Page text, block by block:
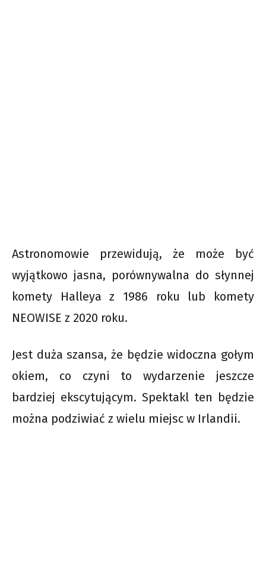
Astronomowie przewidują, że może być
wyjątkowo jasna, porównywalna do słynnej
komety Halleya z 1986 roku lub komety
NEOWISE z 2020 roku.
Jest duża szansa, że będzie widoczna gołym
okiem, co czyni to wydarzenie jeszcze
bardziej ekscytującym. Spektakl ten będzie
można podziwiać z wielu miejsc w Irlandii.